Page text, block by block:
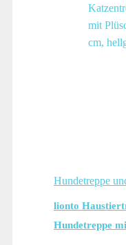
Hundetreppe
lionto
Hundetreppe